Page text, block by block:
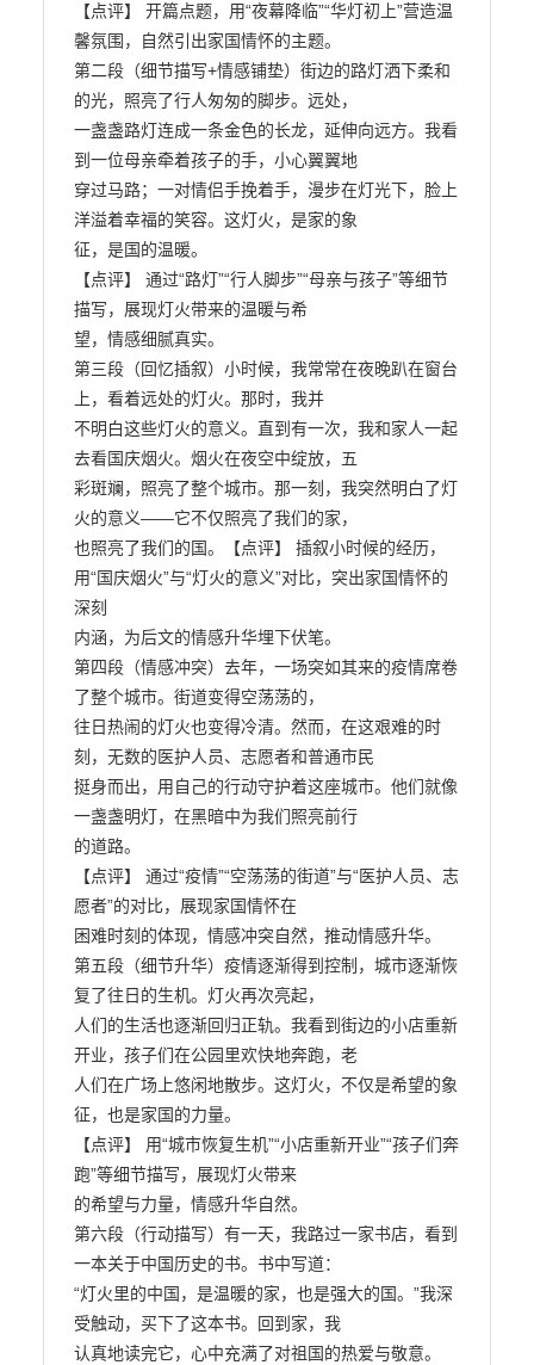
【点评】 开篇点题，用“夜幕降临”“华灯初上”营造温
馨氛围，自然引出家国情怀的主题。
第二段（细节描写+情感铺垫）街边的路灯洒下柔和
的光，照亮了行人匆匆的脚步。远处，
一盏盏路灯连成一条金色的长龙，延伸向远方。我看
到一位母亲牵着孩子的手，小心翼翼地
穿过马路；一对情侣手挽着手，漫步在灯光下，脸上
洋溢着幸福的笑容。这灯火，是家的象
征，是国的温暖。
【点评】 通过“路灯”“行人脚步”“母亲与孩子”等细节
描写，展现灯火带来的温暖与希
望，情感细腻真实。
第三段（回忆插叙）小时候，我常常在夜晚趴在窗台
上，看着远处的灯火。那时，我并
不明白这些灯火的意义。直到有一次，我和家人一起
去看国庆烟火。烟火在夜空中绽放，五
彩斑斓，照亮了整个城市。那一刻，我突然明白了灯
火的意义——它不仅照亮了我们的家，
也照亮了我们的国。【点评】 插叙小时候的经历，
用“国庆烟火”与“灯火的意义”对比，突出家国情怀的
深刻
内涵，为后文的情感升华埋下伏笔。
第四段（情感冲突）去年，一场突如其来的疫情席卷
了整个城市。街道变得空荡荡的，
往日热闹的灯火也变得冷清。然而，在这艰难的时
刻，无数的医护人员、志愿者和普通市民
挺身而出，用自己的行动守护着这座城市。他们就像
一盏盏明灯，在黑暗中为我们照亮前行
的道路。
【点评】 通过“疫情”“空荡荡的街道”与“医护人员、志
愿者”的对比，展现家国情怀在
困难时刻的体现，情感冲突自然，推动情感升华。
第五段（细节升华）疫情逐渐得到控制，城市逐渐恢
复了往日的生机。灯火再次亮起，
人们的生活也逐渐回归正轨。我看到街边的小店重新
开业，孩子们在公园里欢快地奔跑，老
人们在广场上悠闲地散步。这灯火，不仅是希望的象
征，也是家国的力量。
【点评】 用“城市恢复生机”“小店重新开业”“孩子们奔
跑”等细节描写，展现灯火带来
的希望与力量，情感升华自然。
第六段（行动描写）有一天，我路过一家书店，看到
一本关于中国历史的书。书中写道：
“灯火里的中国，是温暖的家，也是强大的国。”我深
受触动，买下了这本书。回到家，我
认真地读完它，心中充满了对祖国的热爱与敬意。